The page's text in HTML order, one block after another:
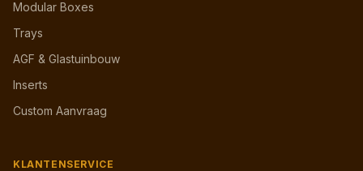
Modular Boxes
Trays
AGF & Glastuinbouw
Inserts
Custom Aanvraag
KLANTENSERVICE